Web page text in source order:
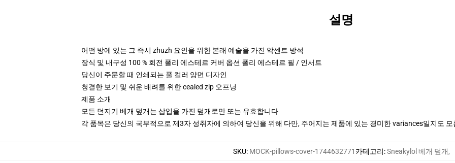
설명
어떤 방에 있는 그 즉시 zhuzh 요인을 위한 본래 예술을 가진 악센트 방석
장식 및 내구성 100 % 회전 폴리 에스테르 커버 옵션 폴리 에스테르 필 / 인서트
당신이 주문할 때 인쇄되는 풀 컬러 양면 디자인
청결한 보기 및 쉬운 배려를 위한 cealed zip 오프닝
제품 소개
모든 던지기 베개 덮개는 삽입을 가진 덮개로만 또는 유효합니다
각 품목은 당신의 국부적으로 제3자 성취자에 의하여 당신을 위해 다만, 주어지는 제품에 있는 경미한 variances일지도
SKU: MOCK-pillows-cover-1744632771 카테고리:Sneakylol 베개 덮개,